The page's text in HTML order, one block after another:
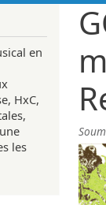
en
HxC,
les